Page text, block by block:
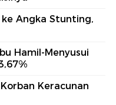
ke Angka Stunting,
Hamil-Menyusui
Keracunan